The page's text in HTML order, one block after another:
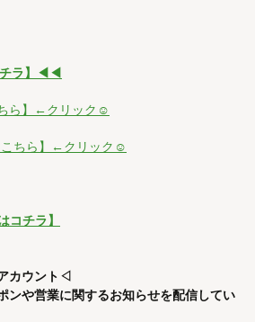
ラ】◀︎◀︎
ちら】←クリック☺
こちら】←クリック☺
コチラ】
カウント◁
ンや営業に関するお知らせを配信してい